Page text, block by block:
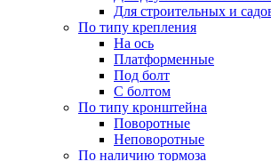
Для строительных и
По типу крепления
На ось
Платформенные
Под болт
С болтом
По типу кронштейна
Поворотные
Неповоротные
По наличию тормоза